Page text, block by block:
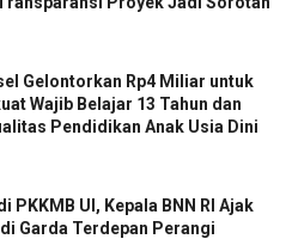
Gelontorkan Rp4 Miliar untuk
Wajib Belajar 13 Tahun dan
Pendidikan Anak Usia Dini
PKKMB UI, Kepala BNN RI Ajak
Garda Terdepan Perangi